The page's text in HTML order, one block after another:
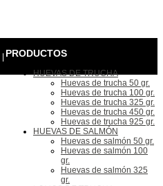
PRODUCTOS
HUEVAS DE TRUCHA
Huevas de trucha 50 gr.
Huevas de trucha 100 gr.
Huevas de trucha 325 gr.
Huevas de trucha 450 gr.
Huevas de trucha 925 gr.
HUEVAS DE SALMÓN
Huevas de salmón 50 gr.
Huevas de salmón 100
gr.
Huevas de salmón 325
gr.